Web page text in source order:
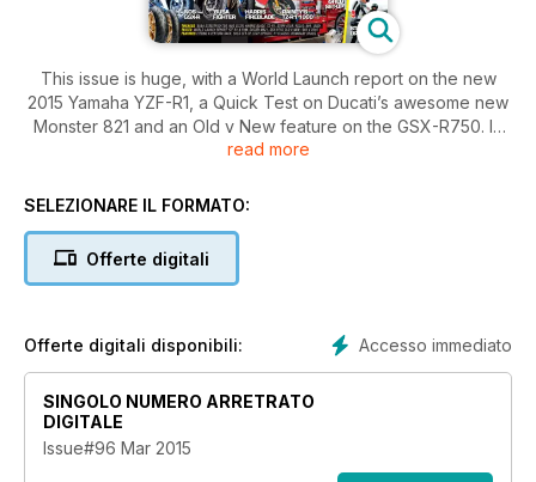
This issue is huge, with a World Launch report on the new
2015 Yamaha YZF-R1, a Quick Test on Ducati’s awesome new
Monster 821 and an Old v New feature on the GSX-R750. In
Tweaked, we have a wicked ‘Fightered Hayabusa, Honda
KRAVE custom R1.
In Tech Tips, we add a Ventura rack and bag system to your
bike and in Workshop, we talk setting up your shed. We’ve
Aprilia RS250, Project Hayabusa ‘The Short Bus’ with Mick
questions answered. We’ve also ET for your drag racing fix
and all the regular columns with Ned Shaw, Mark Stenberg
read more
SELEZIONARE IL FORMATO:
Offerte digitali
Accesso immediato
Offerte digitali disponibili:
SINGOLO NUMERO ARRETRATO
DIGITALE
Issue#96 Mar 2015